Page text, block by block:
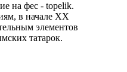
на фес - toрelik.
в начале ХХ
элементов
татарок.